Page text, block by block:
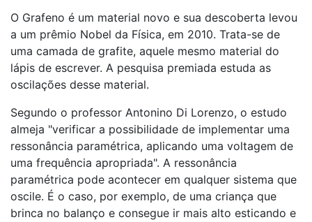
O Grafeno é um material novo e sua descoberta levou
a um prêmio Nobel da Física, em 2010. Trata-se de
uma camada de grafite, aquele mesmo material do
lápis de escrever. A pesquisa premiada estuda as
oscilações desse material.
Segundo o professor Antonino Di Lorenzo, o estudo
almeja "verificar a possibilidade de implementar uma
ressonância paramétrica, aplicando uma voltagem de
uma frequência apropriada". A ressonância
paramétrica pode acontecer em qualquer sistema que
oscile. É o caso, por exemplo, de uma criança que
brinca no balanço e consegue ir mais alto esticando e